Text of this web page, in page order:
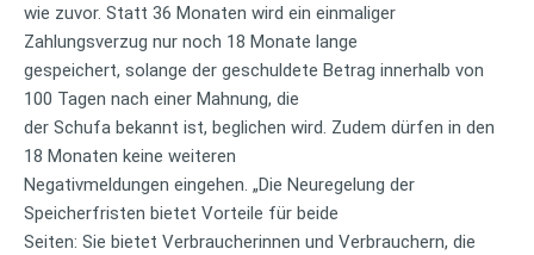
wie zuvor. Statt 36 Monaten wird ein einmaliger
Zahlungsverzug nur noch 18 Monate lange
gespeichert, solange der geschuldete Betrag innerhalb von
100 Tagen nach einer Mahnung, die
der Schufa bekannt ist, beglichen wird. Zudem dürfen in den
18 Monaten keine weiteren
Negativmeldungen eingehen. „Die Neuregelung der
Speicherfristen bietet Vorteile für beide
Seiten: Sie bietet Verbraucherinnen und Verbrauchern, die